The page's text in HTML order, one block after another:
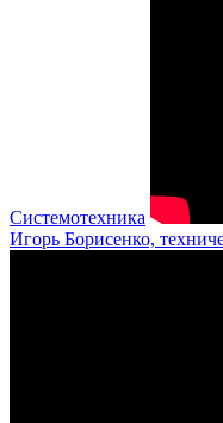
Системотехника
Игорь Борисенко,